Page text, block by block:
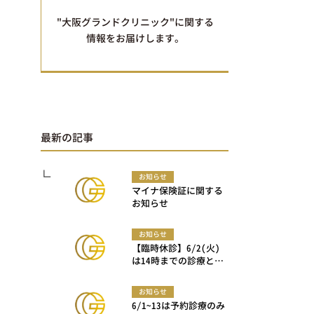
"大阪グランドクリニック"に関する
情報をお届けします。
最新の記事
お知らせ
マイナ保険証に関する
お知らせ
お知らせ
【臨時休診】6/2(火)
は14時までの診療とな
お知らせ
6/1~13は予約診療のみ